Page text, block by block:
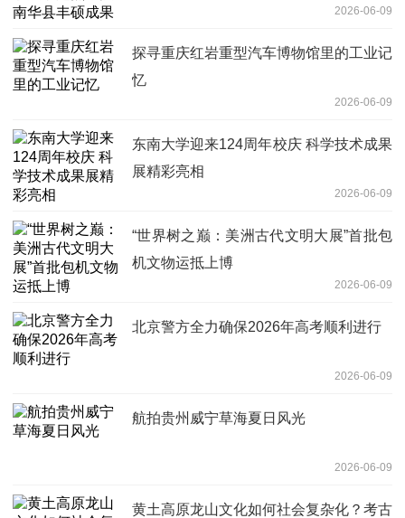
2026-06-09
探寻重庆红岩重型汽车博物馆里的工业记
忆
2026-06-09
东南大学迎来124周年校庆 科学技术成果
展精彩亮相
2026-06-09
“世界树之巅：美洲古代文明大展”首批包
机文物运抵上博
2026-06-09
北京警方全力确保2026年高考顺利进行
2026-06-09
航拍贵州威宁草海夏日风光
2026-06-09
黄土高原龙山文化如何社会复杂化？考古